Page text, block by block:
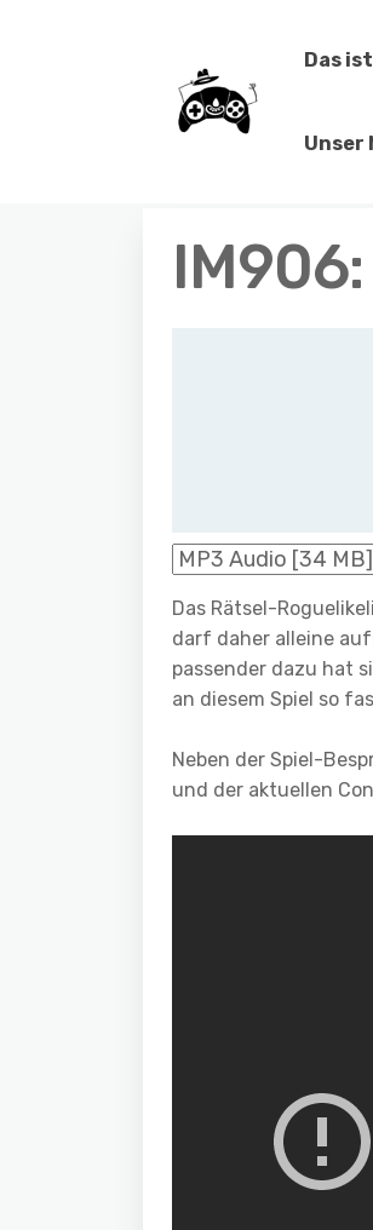
Das
Unser
Das Rätsel-
darf daher alleine
passender dazu hat
an diesem Spiel so
Neben der Spiel-
und der aktuellen